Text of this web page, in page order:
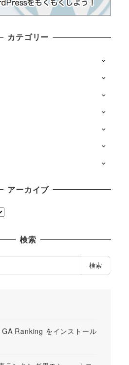
カテゴリー
アーカイブ
検索
検索
Ranking をインストール